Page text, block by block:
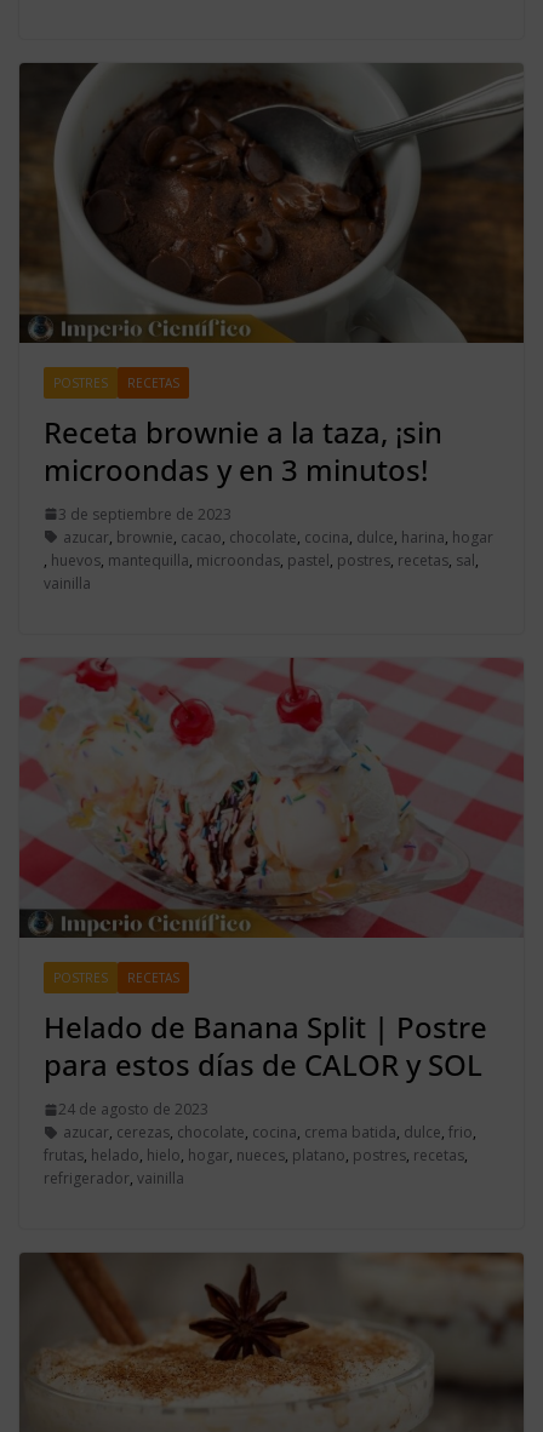
POSTRES RECETAS
Receta brownie a la taza, ¡sin
microondas y en 3 minutos!
3 de septiembre de 2023
azucar, brownie, cacao, chocolate, cocina, dulce, harina, hogar
, huevos, mantequilla, microondas, pastel, postres, recetas, sal,
vainilla
POSTRES RECETAS
Helado de Banana Split | Postre
para estos días de CALOR y SOL
24 de agosto de 2023
azucar, cerezas, chocolate, cocina, crema batida, dulce, frio,
frutas, helado, hielo, hogar, nueces, platano, postres, recetas,
refrigerador, vainilla